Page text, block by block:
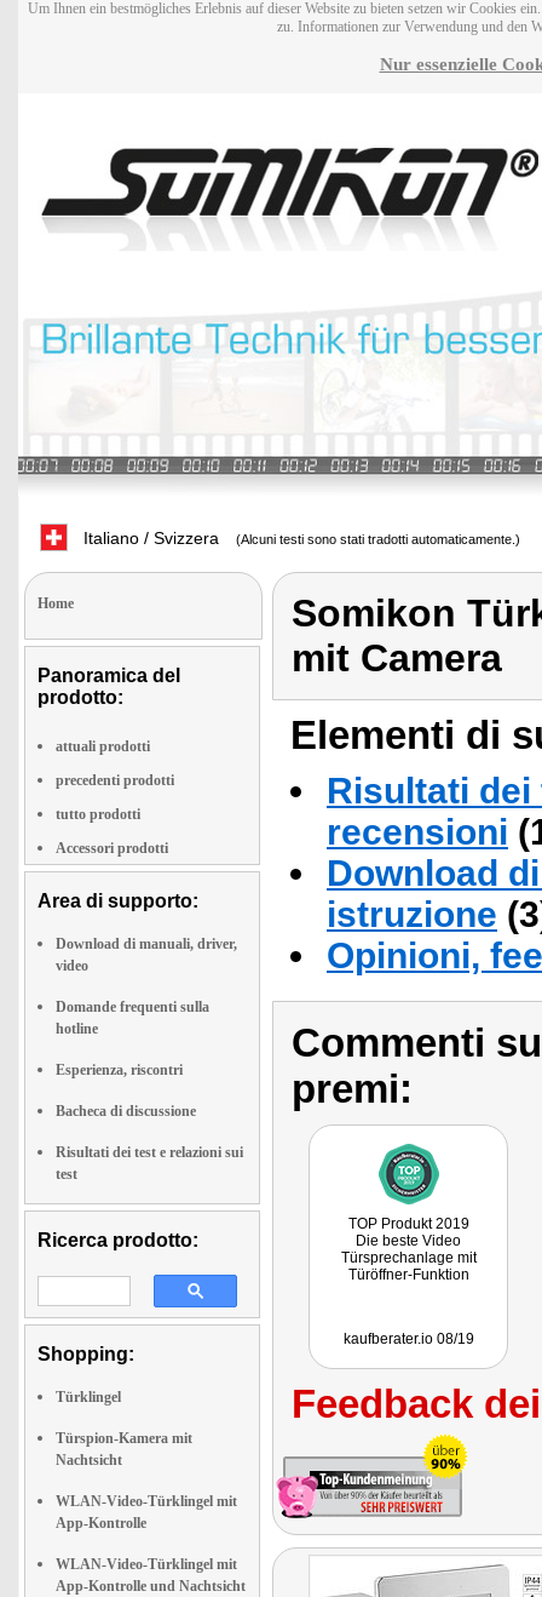
Um Ihnen ein bestmögliches Erlebnis auf dieser Website zu bieten setzen wir Cookies
zu. Informationen zur Verwendung und den
Nur essenzielle
Italiano / Svizzera (Alcuni testi sono stati tradotti automaticamente.)
Home
Panoramica del
prodotto:
attuali prodotti
precedenti prodotti
tutto prodotti
Accessori prodotti
Area di supporto:
Download di manuali, driver,
video
Domande frequenti sulla
hotline
Esperienza, riscontri
Bacheca di discussione
Risultati dei test e relazioni sui
test
Ricerca prodotto:
Shopping:
Türklingel
Türspion-Kamera mit
Nachtsicht
WLAN-Video-Türklingel mit
App-Kontrolle
WLAN-Video-Türklingel mit
App-Kontrolle und Nachtsicht
Somikon
mit Camera
Elementi di
Risultati
recensioni
Download
istruzione
Opinioni,
Commenti
premi:
TOP Produkt 2019
Die beste Video
Türsprechanlage mit
Türöffner-Funktion
kaufberater.io 08/19
Feedback